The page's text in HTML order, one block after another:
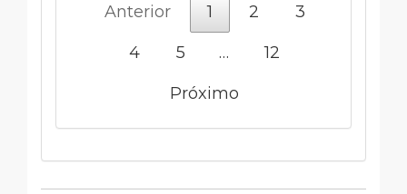
Anterior 1 2 3
4 5 … 12
Próximo